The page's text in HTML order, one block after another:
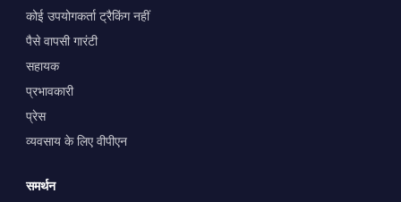
कोई उपयोगकर्ता ट्रैकिंग नहीं
पैसे वापसी गारंटी
सहायक
प्रभावकारी
प्रेस
व्यवसाय के लिए वीपीएन
समर्थन